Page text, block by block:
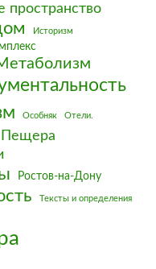
пространство
Историзм
Особняк Отели.
Пещера
Ростов-на-Дону
Тексты и определения